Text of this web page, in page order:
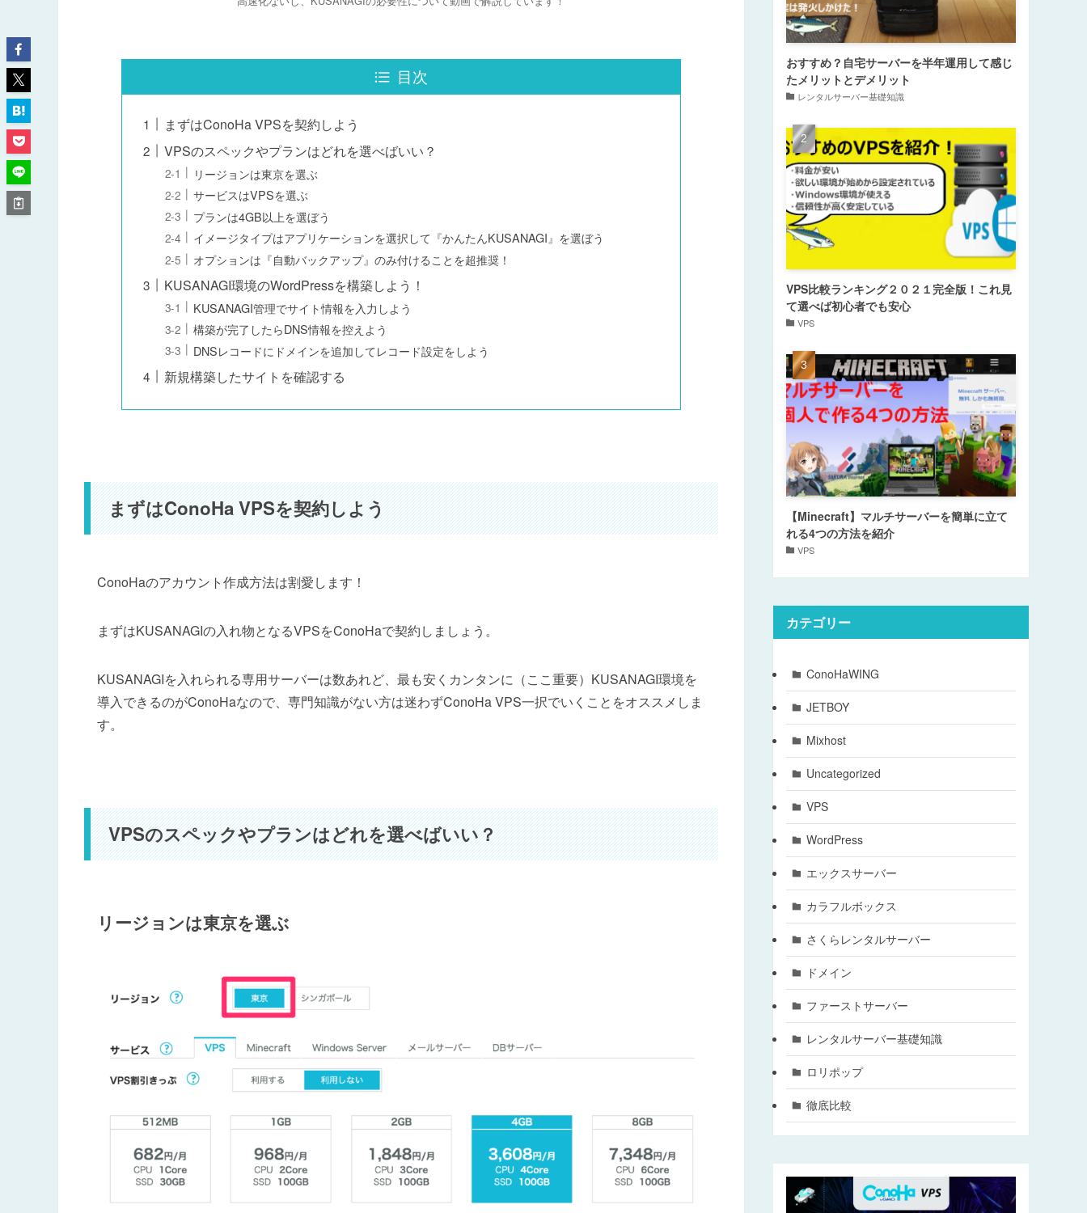
目次
まずはConoHa VPSを契約しよう
VPSのスペックやプランはどれを選べばいい？
リージョンは東京を選ぶ
サービスはVPSを選ぶ
プランは4GB以上を選ぼう
イメージタイプはアプリケーションを選択して『かんたんKUSANAGI』を選ぼう
オプションは『自動バックアップ』のみ付けることを超推奨！
KUSANAGI環境のWordPressを構築しよう！
KUSANAGI管理でサイト情報を入力しよう
構築が完了したらDNS情報を控えよう
DNSレコードにドメインを追加してレコード設定をしよう
新規構築したサイトを確認する
まずはConoHa VPSを契約しよう
ConoHaのアカウント作成方法は割愛します！
まずはKUSANAGIの入れ物となるVPSをConoHaで契約しましょう。
KUSANAGIを入れられる専用サーバーは数あれど、最も安くカンタンに（ここ重要）KUSANAGI環境を
導入できるのがConoHaなので、専門知識がない方は迷わずConoHa VPS一択でいくことをオススメしま
す。
VPSのスペックやプランはどれを選べばいい？
リージョンは東京を選ぶ
おすすめ？自宅サーバーを半年運用して感じ
たメリットとデメリット
レンタルサーバー基礎知識
VPS比較ランキング２０２１完全版！これ見
て選べば初心者でも安心
VPS
【Minecraft】マルチサーバーを簡単に立て
れる4つの方法を紹介
VPS
カテゴリー
ConoHaWING
JETBOY
Mixhost
Uncategorized
VPS
WordPress
エックスサーバー
カラフルボックス
さくらレンタルサーバー
ドメイン
ファーストサーバー
レンタルサーバー基礎知識
ロリポップ
徹底比較